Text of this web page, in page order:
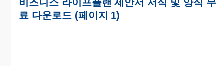
비즈니스 라이프플랜 제안서 서식 및 양식 무
료 다운로드 (페이지 1)